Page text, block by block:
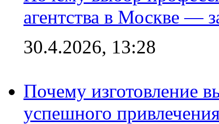
агентства в Москве —
30.4.2026, 13:28
Почему изготовление
успешного